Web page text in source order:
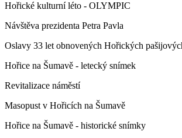
Hořické kulturní léto - OLYMPIC
Návštěva prezidenta Petra Pavla
Oslavy 33 let obnovených Hořických
Hořice na Šumavě - letecký snímek
Revitalizace náměstí
Masopust v Hořicích na Šumavě
Hořice na Šumavě - historické snímky